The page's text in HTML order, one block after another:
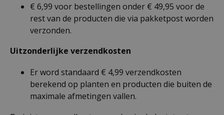
€ 6,99 voor bestellingen onder € 49,95 voor de
rest van de producten die via pakketpost worden
verzonden.
Uitzonderlijke verzendkosten
Er word standaard € 4,99 verzendkosten
berekend op planten en producten die buiten de
maximale afmetingen vallen.